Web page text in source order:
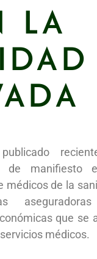
LA
de manifiesto
médicos de la
que se
médicos.